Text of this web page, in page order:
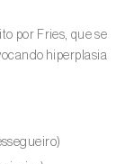
)
por Fries, que se
hiperplasia